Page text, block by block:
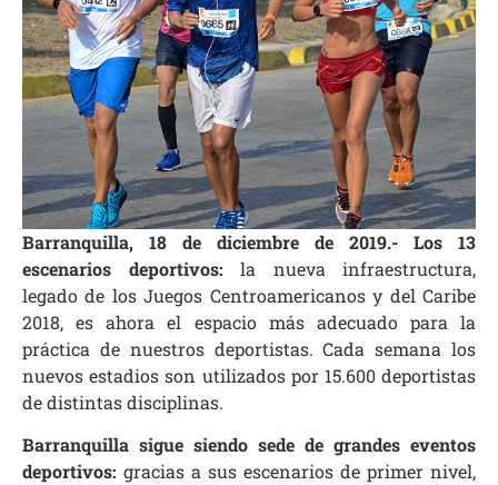
Barranquilla, 18 de diciembre de 2019.- Los 13
escenarios deportivos: la nueva infraestructura,
legado de los Juegos Centroamericanos y del Caribe
2018, es ahora el espacio más adecuado para la
práctica de nuestros deportistas. Cada semana los
nuevos estadios son utilizados por 15.600 deportistas
de distintas disciplinas.
Barranquilla sigue siendo sede de grandes eventos
deportivos: gracias a sus escenarios de primer nivel,